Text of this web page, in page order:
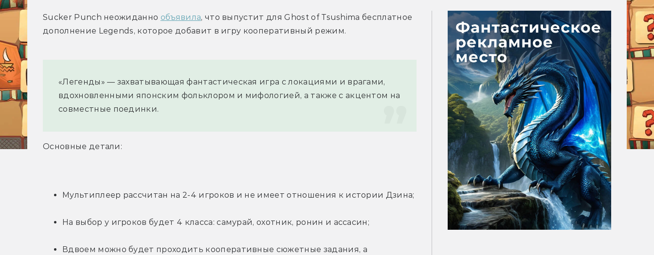
Sucker Punch неожиданно объявила, что выпустит для Ghost of Tsushima бесплатное
дополнение Legends, которое добавит в игру кооперативный режим.
«Легенды» — захватывающая фантастическая игра с локациями и врагами,
вдохновленными японским фольклором и мифологией, а также с акцентом на
совместные поединки.
Основные детали:
Мультиплеер рассчитан на 2-4 игроков и не имеет отношения к истории Дзина;
На выбор у игроков будет 4 класса: самурай, охотник, ронин и ассасин;
Вдвоем можно будет проходить кооперативные сюжетные задания, а